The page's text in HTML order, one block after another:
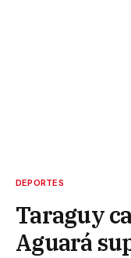
DEPORTES
Taraguy
Aguará